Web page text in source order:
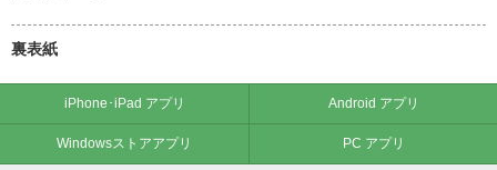
裏表紙
iPhone･iPad アプリ Android アプリ
Windowsストアアプリ PC アプリ